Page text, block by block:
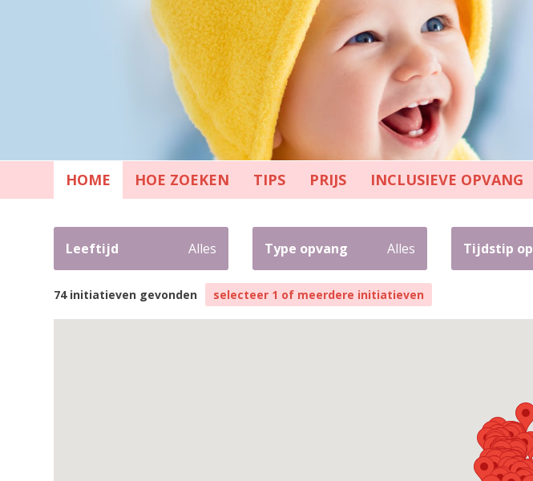
HOME HOE ZOEKEN TIPS PRIJS INCLUSIEVE OPVANG
Leeftijd Alles Type opvang Alles Tijdstip
74 initiatieven gevonden selecteer 1 of meerdere initiatieven